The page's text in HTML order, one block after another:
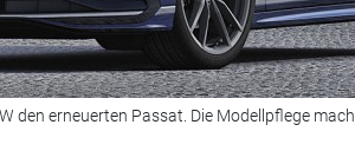
den erneuerten Passat. Die Modellpflege